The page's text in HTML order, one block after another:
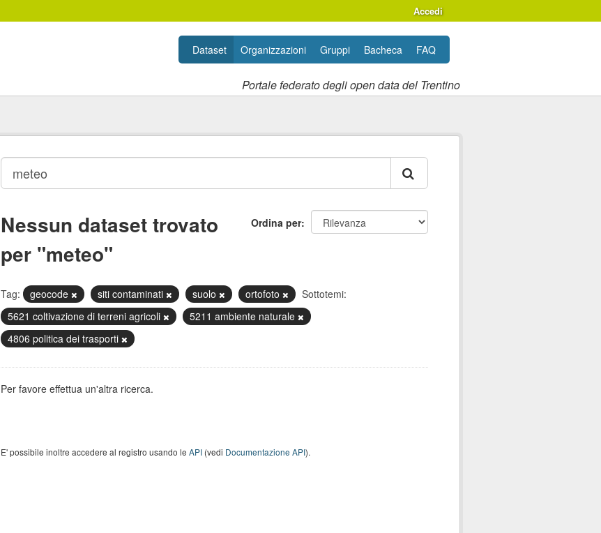
Accedi
Portale federato degli open data del Trentino
Dataset Organizzazioni Gruppi Bacheca FAQ
Ordina per
Nessun dataset trovato
per "meteo"
Tag: geocode siti contaminati suolo ortofoto
Sottotemi:
5621 coltivazione di terreni agricoli
5211 ambiente naturale
4806 politica dei trasporti
Per favore effettua un'altra ricerca.
E' possibile inoltre accedere al registro usando le API(vedi Documentazione API).